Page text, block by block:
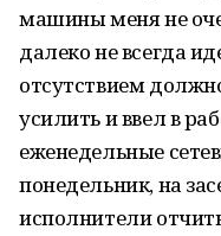
машины меня не
далеко не всегда
отсутствием
усилить и ввел в
еженедельные
понедельник, на
исполнители